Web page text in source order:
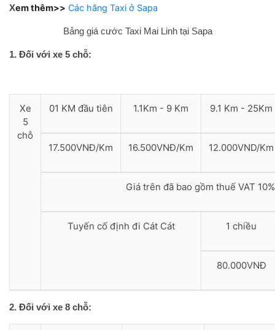
Xem thêm>> Các hãng Taxi ở Sapa
Bảng giá cước Taxi Mai Linh tại Sapa
1. Đối với xe 5 chỗ:
Xe
5
chỗ
01 KM đầu tiên 1.1Km - 9 Km 9.1 Km - 25Km
17.500VNĐ/Km 16.500VNĐ/Km 12.000VND/Km
Giá trên đã bao gồm thuế VAT
Tuyến cố định đi Cát Cát 1 chiều
80.000VNĐ
2. Đối với xe 8 chỗ: